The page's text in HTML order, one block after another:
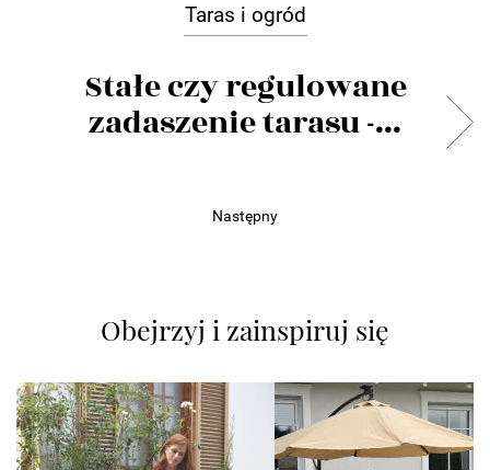
Taras i ogród
Stałe czy regulowane
zadaszenie tarasu -...
Następny
Obejrzyj i zainspiruj się